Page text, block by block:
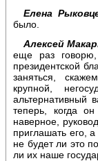
Елена
было.
Алексей
еще раз
президентской
заняться,
крупной,
альтернативный
теперь, когда
наверное,
приглашать его,
не будет ли это
ли их наше